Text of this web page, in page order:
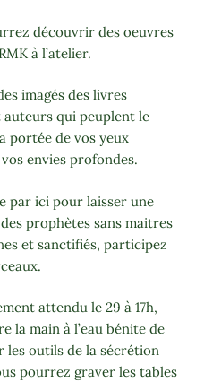
découvrir des oeuvres
à l’atelier.
imagés des livres
qui peuplent le
portée de vos yeux
envies profondes.
par ici pour laisser une
prophètes sans maitres
et sanctifiés, participez
attendu le 29 à 17h,
la main à l’eau bénite de
les outils de la sécrétion
pourrez graver les tables